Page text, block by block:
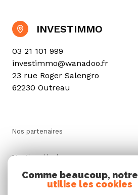
INVESTIMMO
03 21 101 999
investimmo@wanadoo.fr
23 rue Roger Salengro
62230 Outreau
Nos partenaires
Mentions légales
Comme beaucoup,
utilise les cookies